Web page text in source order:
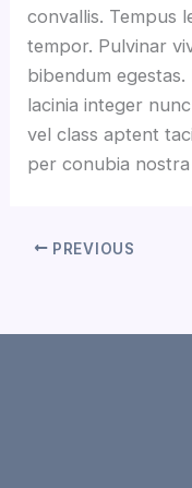
convallis. Tempus
tempor. Pulvinar
bibendum egestas.
lacinia integer
vel class aptent
per conubia
PREVIOUS